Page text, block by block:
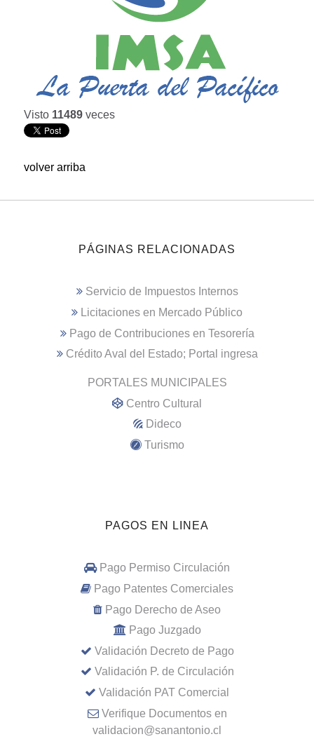
Visto 11489 veces
volver arriba
PÁGINAS RELACIONADAS
Servicio de Impuestos Internos
Licitaciones en Mercado Público
Pago de Contribuciones en Tesorería
Crédito Aval del Estado; Portal ingresa
PORTALES MUNICIPALES
Centro Cultural
Dideco
Turismo
PAGOS EN LINEA
Pago Permiso Circulación
Pago Patentes Comerciales
Pago Derecho de Aseo
Pago Juzgado
Validación Decreto de Pago
Validación P. de Circulación
Validación PAT Comercial
Verifique Documentos en
validacion@sanantonio.cl